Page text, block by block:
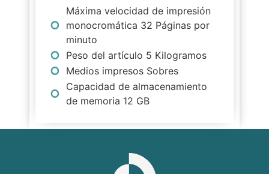
Máxima velocidad de impresión
monocromática 32 Páginas por
minuto
Peso del artículo 5 Kilogramos
Medios impresos Sobres
Capacidad de almacenamiento
de memoria 12 GB